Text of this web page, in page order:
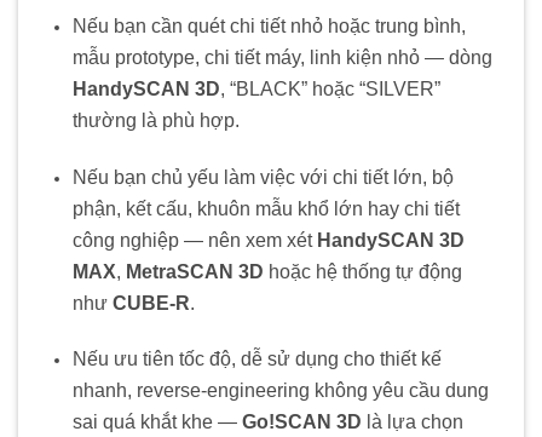
Nếu bạn cần quét chi tiết nhỏ hoặc trung bình,
mẫu prototype, chi tiết máy, linh kiện nhỏ — dòng
HandySCAN 3D, “BLACK” hoặc “SILVER”
thường là phù hợp.
Nếu bạn chủ yếu làm việc với chi tiết lớn, bộ
phận, kết cấu, khuôn mẫu khổ lớn hay chi tiết
công nghiệp — nên xem xét HandySCAN 3D
MAX, MetraSCAN 3D hoặc hệ thống tự động
như CUBE-R.
Nếu ưu tiên tốc độ, dễ sử dụng cho thiết kế
nhanh, reverse-engineering không yêu cầu dung
sai quá khắt khe — Go!SCAN 3D là lựa chọn